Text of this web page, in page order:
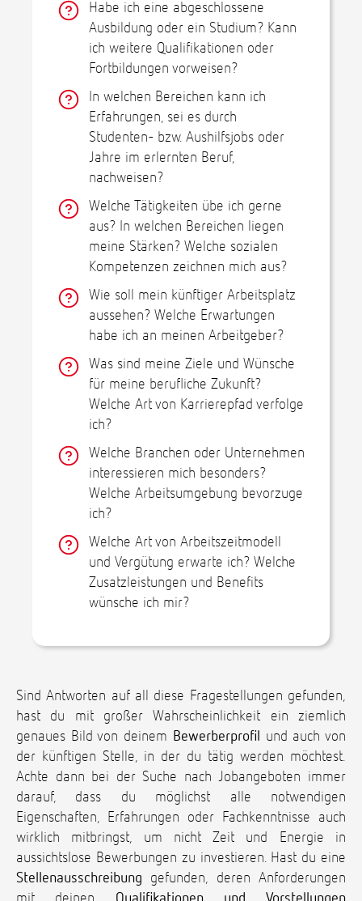
Habe ich eine abgeschlossene
Ausbildung oder ein Studium? Kann
ich weitere Qualifikationen oder
Fortbildungen vorweisen?
In welchen Bereichen kann ich
Erfahrungen, sei es durch
Studenten- bzw. Aushilfsjobs oder
Jahre im erlernten Beruf,
nachweisen?
Welche Tätigkeiten übe ich gerne
aus? In welchen Bereichen liegen
meine Stärken? Welche sozialen
Kompetenzen zeichnen mich aus?
Wie soll mein künftiger Arbeitsplatz
aussehen? Welche Erwartungen
habe ich an meinen Arbeitgeber?
Was sind meine Ziele und Wünsche
für meine berufliche Zukunft?
Welche Art von Karrierepfad verfolge
ich?
Welche Branchen oder Unternehmen
interessieren mich besonders?
Welche Arbeitsumgebung bevorzuge
ich?
Welche Art von Arbeitszeitmodell
und Vergütung erwarte ich? Welche
Zusatzleistungen und Benefits
wünsche ich mir?
Sind Antworten auf all diese Fragestellungen gefunden,
hast du mit großer Wahrscheinlichkeit ein ziemlich
genaues Bild von deinem Bewerberprofil und auch von
der künftigen Stelle, in der du tätig werden möchtest.
Achte dann bei der Suche nach Jobangeboten immer
darauf, dass du möglichst alle notwendigen
Eigenschaften, Erfahrungen oder Fachkenntnisse auch
wirklich mitbringst, um nicht Zeit und Energie in
aussichtslose Bewerbungen zu investieren. Hast du eine
Stellenausschreibung gefunden, deren Anforderungen